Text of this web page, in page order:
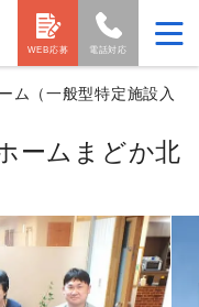
電話対応
WEB応募
ム（一般型特定施設入